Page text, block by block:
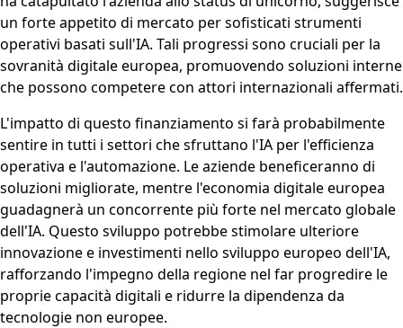
un forte appetito di mercato per sofisticati strumenti
operativi basati sull'IA. Tali progressi sono cruciali per la
sovranità digitale europea, promuovendo soluzioni interne
che possono competere con attori internazionali affermati.
L'impatto di questo finanziamento si farà probabilmente
sentire in tutti i settori che sfruttano l'IA per l'efficienza
operativa e l'automazione. Le aziende beneficeranno di
soluzioni migliorate, mentre l'economia digitale europea
guadagnerà un concorrente più forte nel mercato globale
dell'IA. Questo sviluppo potrebbe stimolare ulteriore
innovazione e investimenti nello sviluppo europeo dell'IA,
rafforzando l'impegno della regione nel far progredire le
proprie capacità digitali e ridurre la dipendenza da
tecnologie non europee.